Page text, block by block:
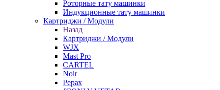
Роторные тату машинки
Индукционные тату машинки
Картриджи / Модули
Назад
Картриджи / Модули
WJX
Mast Pro
CARTEL
Noir
Pepax